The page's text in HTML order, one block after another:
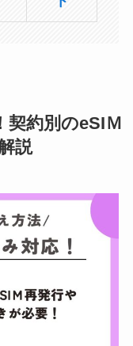
約別のeSIＭ
説